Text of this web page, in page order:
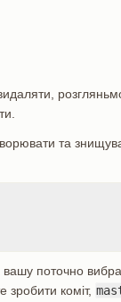
та
вашу поточно
коміт,